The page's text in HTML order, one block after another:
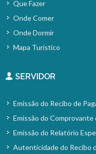
Que Fazer
Onde Comer
Onde Dormir
Mapa Turístico
SERVIDOR
Emissão do Recibo de
Emissão do Comprovante
Emissão do Relatório
Autenticidade do Recibo